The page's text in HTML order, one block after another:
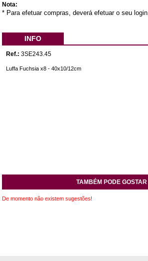
Nota:
* Para efetuar compras, deverá efetuar o seu login.
INFO
Ref.: 3SE243.45
Luffa Fuchsia x8 - 40x10/12cm
TAMBÉM PODE GOSTAR
De momento não existem sugestões!